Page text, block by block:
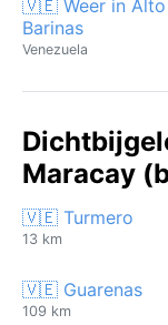
🇻🇪 Weer in Alto
Barinas
Venezuela
Maracay
🇻🇪 Turmero
13 km
🇻🇪 Guarenas
109 km